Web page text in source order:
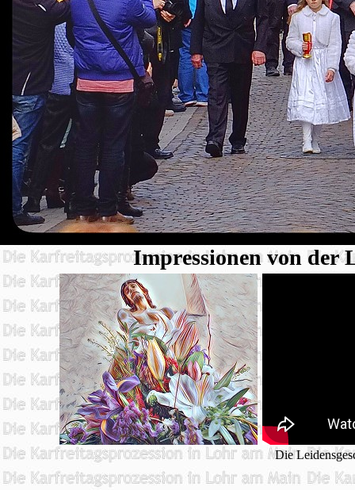
Impressionen von der
Die